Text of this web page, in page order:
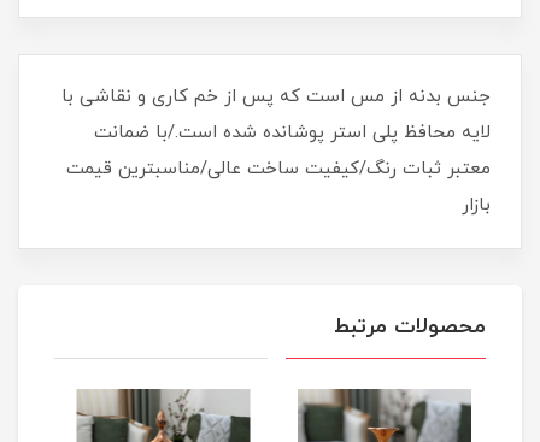
جنس بدنه از مس است که پس از خم کاری و نقاشی با
لایه محافظ پلی استر پوشانده شده است./با ضمانت
معتبر ثبات رنگ/کیفیت ساخت عالی/مناسبترین قیمت
بازار
محصولات مرتبط